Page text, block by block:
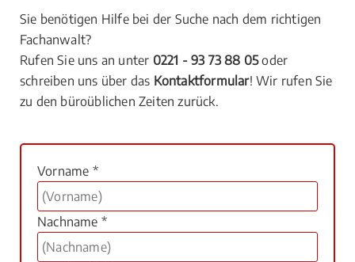
Sie benötigen Hilfe bei der Suche nach dem richtigen
Fachanwalt?
Rufen Sie uns an unter 0221 - 93 73 88 05oder
schreiben uns über das Kontaktformular! Wir rufen Sie
zu den büroüblichen Zeiten zurück.
Vorname *
Nachname *